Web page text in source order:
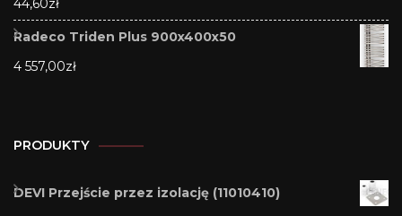
44,60zł
Radeco Triden Plus 900x400x50
4 557,00zł
PRODUKTY
DEVI Przejście przez izolację (11010410)